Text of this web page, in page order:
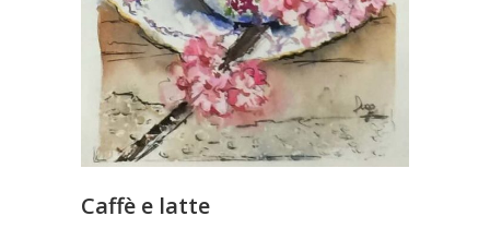
Caffè e latte